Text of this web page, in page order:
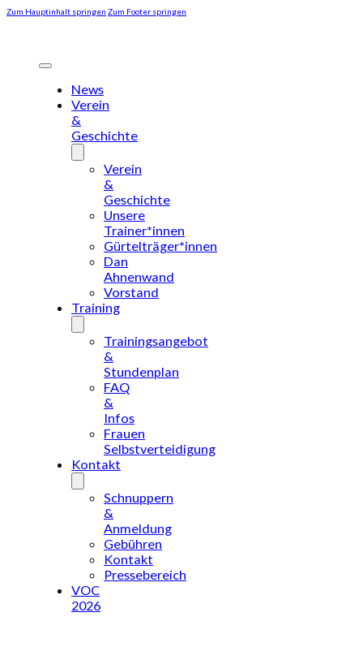
Zum Hauptinhalt springen Zum Footer springen
News
Verein
&
Geschichte
Verein
&
Geschichte
Unsere
Trainer*innen
Gürtelträger*innen
Dan
Ahnenwand
Vorstand
Training
Trainingsangebot
&
Stundenplan
FAQ
&
Infos
Frauen
Selbstverteidigung
Kontakt
Schnuppern
&
Anmeldung
Gebühren
Kontakt
Pressebereich
VOC
2026